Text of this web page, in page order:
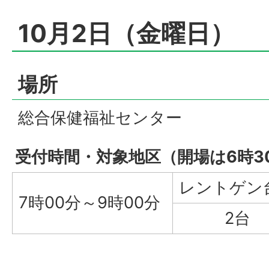
10月2日（金曜日）
場所
総合保健福祉センター
受付時間・対象地区（開場は6時
7時00分～9時00分
レントゲン
2台